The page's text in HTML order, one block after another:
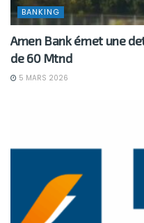
BANKING
Amen Bank émet une
de 60 Mtnd
5 MARS 2026